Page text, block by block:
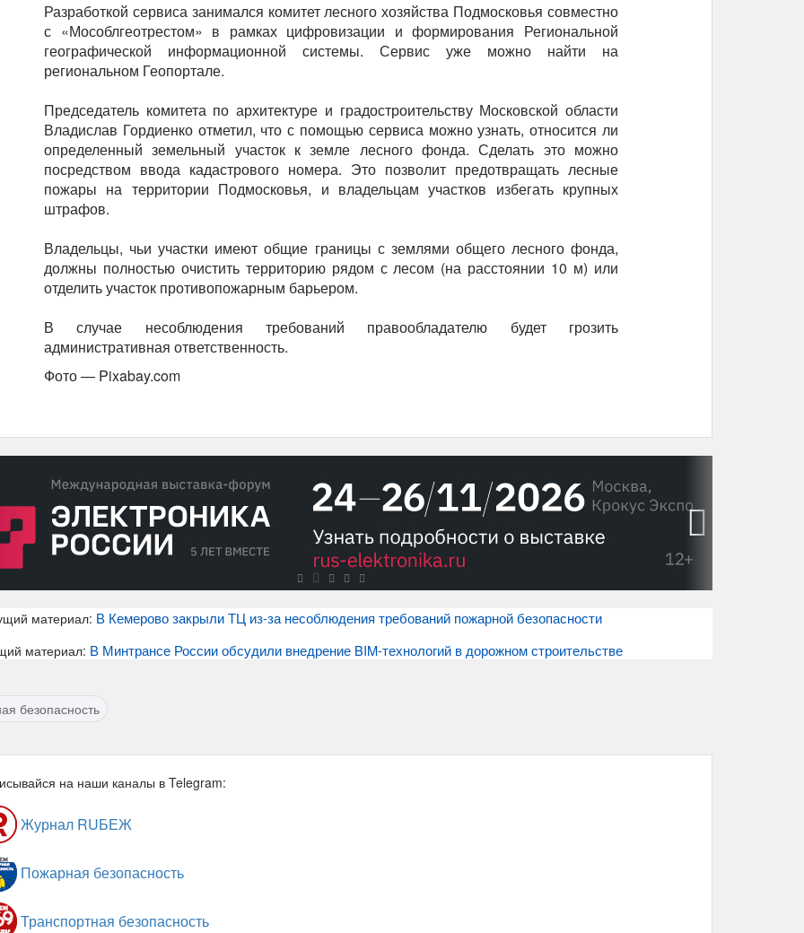
Разработкой сервиса занимался комитет лесного хозяйства Подмосковья совместно
с «Мособлгеотрестом» в рамках цифровизации и формирования Региональной
географической информационной системы. Сервис уже можно найти на
региональном Геопортале.
Председатель комитета по архитектуре и градостроительству Московской области
Владислав Гордиенко отметил, что с помощью сервиса можно узнать, относится ли
определенный земельный участок к земле лесного фонда. Сделать это можно
посредством ввода кадастрового номера. Это позволит предотвращать лесные
пожары на территории Подмосковья, и владельцам участков избегать крупных
штрафов.
Владельцы, чьи участки имеют общие границы с землями общего лесного фонда,
должны полностью очистить территорию рядом с лесом (на расстоянии 10 м) или
отделить участок противопожарным барьером.
В случае несоблюдения требований правообладателю будет грозить
административная ответственность.
Фото — Pixabay.com
материал: В Кемерово закрыли ТЦ из-за несоблюдения требований пожарной безопасности
материал: В Минтрансе России обсудили внедрение BIM-технологий в дорожном строительстве
безопасность
на наши каналы в Telegram:
Журнал RUБЕЖ
Пожарная безопасность
Транспортная безопасность